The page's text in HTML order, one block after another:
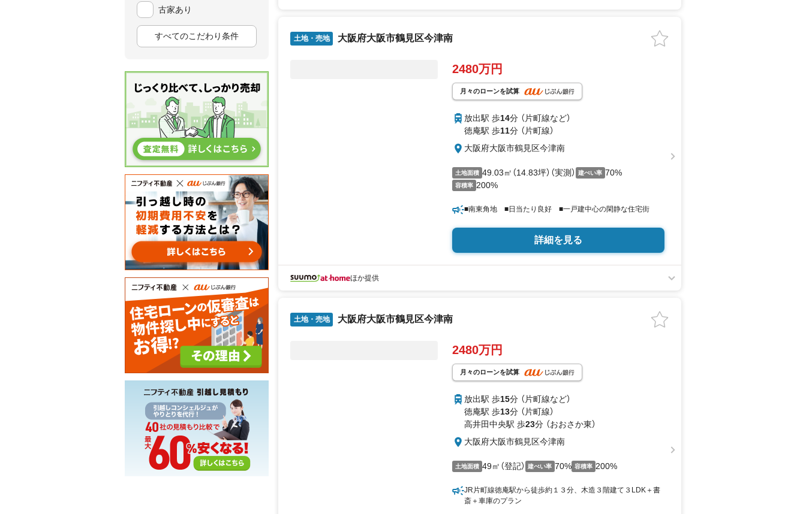
古家あり
すべてのこだわり条件 土地・売地 大阪府大阪市鶴見区今津南
2480万円
月々のローンを試算
放出駅 歩14分 （片町線など）
徳庵駅 歩11分 （片町線）
大阪府大阪市鶴見区今津南
土地面積 49.03㎡（14.83坪）（実測） 建ぺい率 70%
容積率 200%
■南東角地 ■日当たり良好 ■一戸建中心の閑静な住宅街
詳細を見る
ほか提供
土地・売地 大阪府大阪市鶴見区今津南
2480万円
月々のローンを試算
放出駅 歩15分 （片町線など）
徳庵駅 歩13分 （片町線）
高井田中央駅 歩23分 （おおさか東）
大阪府大阪市鶴見区今津南
土地面積 49㎡（登記） 建ぺい率 70% 容積率 200%
JR片町線徳庵駅から徒歩約１３分、木造３階建て３LDK＋書
斎＋車庫のプラン